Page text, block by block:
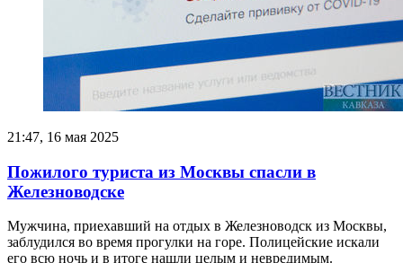
21:47, 16 мая 2025
Пожилого туриста из Москвы спасли в
Железноводске
Мужчина, приехавший на отдых в Железноводск из Москвы,
заблудился во время прогулки на горе. Полицейские искали
его всю ночь и в итоге нашли целым и невредимым.